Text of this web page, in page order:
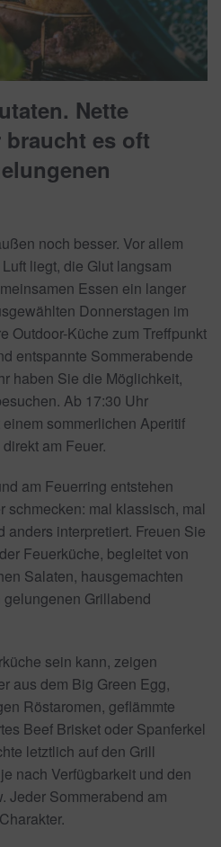
Nette
braucht es oft
noch besser. Vor allem
liegt, die Glut langsam
Essen ein langer
Donnerstagen im
Outdoor-Küche zum Treffpunkt
entspannte Sommerabende
haben Sie die Möglichkeit,
Ab 17:30 Uhr
sommerlichen Aperitif
am Feuer.
am Feuerring entstehen
schmecken: mal klassisch, mal
anders interpretiert. Freuen Sie
Feuerküche, begleitet von
Salaten, hausgemachten
Grillabend
sein kann, zeigen
aus dem Big Green Egg,
Röstaromen, geflämmte
Beef Brisket oder Spanferkel
letztlich auf den Grill
nach Verfügbarkeit und den
Jeder Sommerabend am